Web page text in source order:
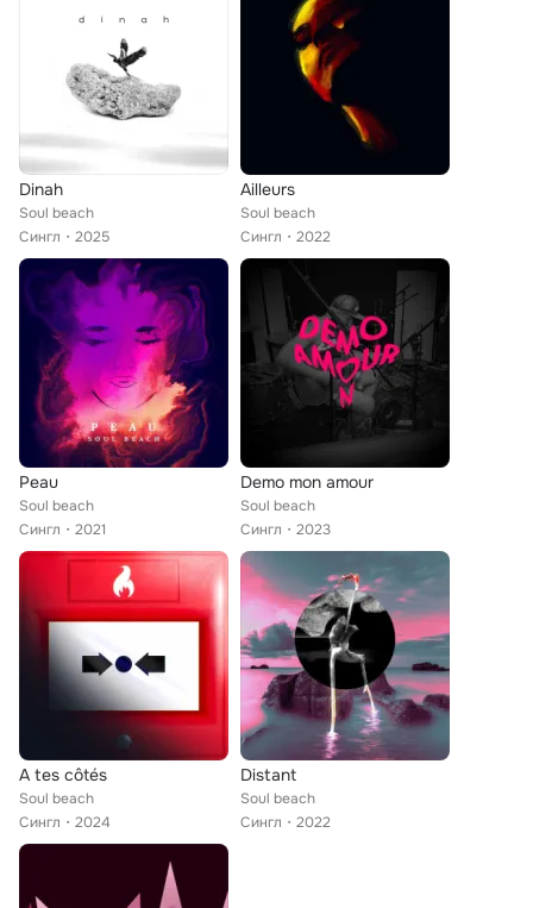
Dinah
Soul beach
Сингл
2025
Ailleurs
Soul beach
Сингл
2022
Peau
Soul beach
Сингл
2021
Demo mon amour
Soul beach
Сингл
2023
A tes côtés
Soul beach
Сингл
2024
Distant
Soul beach
Сингл
2022